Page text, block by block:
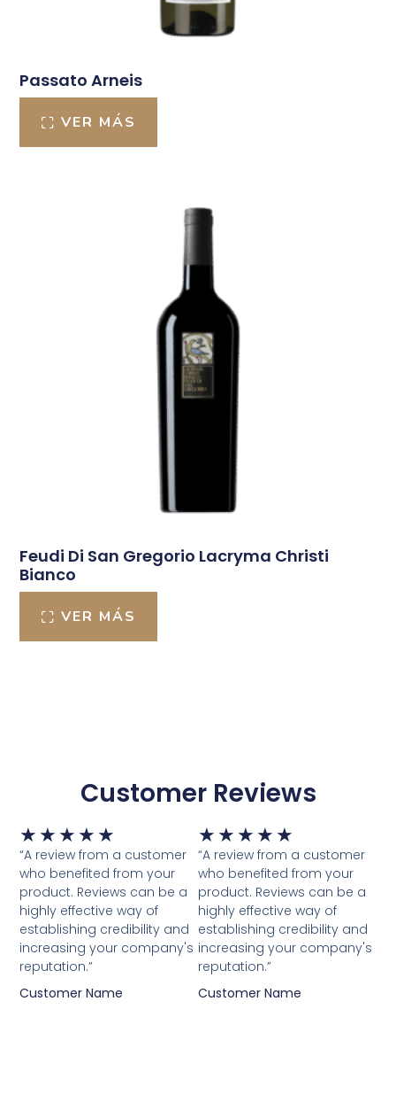
Passato Arneis
VER MÁS
Feudi Di San Gregorio Lacryma Christi
Bianco
VER MÁS
Customer Reviews
★ ★ ★ ★ ★
con
5
de
5
“A review from a customer
who benefited from your
product. Reviews can be a
highly effective way of
establishing credibility and
increasing your company's
reputation.”
Customer Name
★ ★ ★ ★ ★
con
5
de
5
“A review from a customer
who benefited from your
product. Reviews can be a
highly effective way of
establishing credibility and
increasing your company's
reputation.”
Customer Name